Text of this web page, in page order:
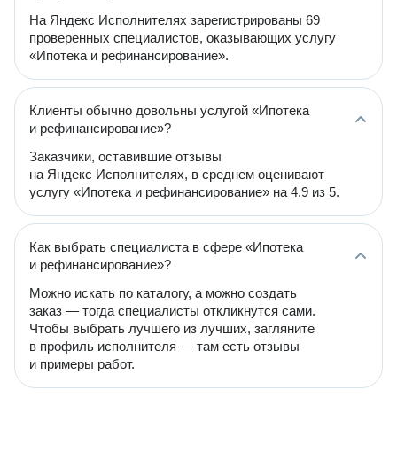
На Яндекс Исполнителях зарегистрированы 69
проверенных специалистов, оказывающих услугу
«Ипотека и рефинансирование».
Клиенты обычно довольны услугой «Ипотека
и рефинансирование»?
Заказчики, оставившие отзывы
на Яндекс Исполнителях, в среднем оценивают
услугу «Ипотека и рефинансирование» на 4.9 из 5.
Как выбрать специалиста в сфере «Ипотека
и рефинансирование»?
Можно искать по каталогу, а можно создать
заказ — тогда специалисты откликнутся сами.
Чтобы выбрать лучшего из лучших, загляните
в профиль исполнителя — там есть отзывы
и примеры работ.